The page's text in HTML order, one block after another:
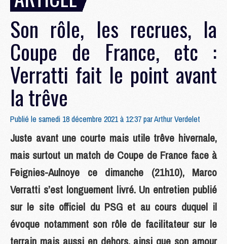
Son rôle, les recrues, la
Coupe de France, etc :
Verratti fait le point avant
la trêve
Publié le samedi 18 décembre 2021 à 12:37 parArthur Verdelet
Juste avant une courte mais utile trêve hivernale,
mais surtout un match de Coupe de France face à
Feignies-Aulnoye ce dimanche (21h10), Marco
Verratti s’est longuement livré. Un entretien publié
sur le site officiel du PSG et au cours duquel il
évoque notamment son rôle de facilitateur sur le